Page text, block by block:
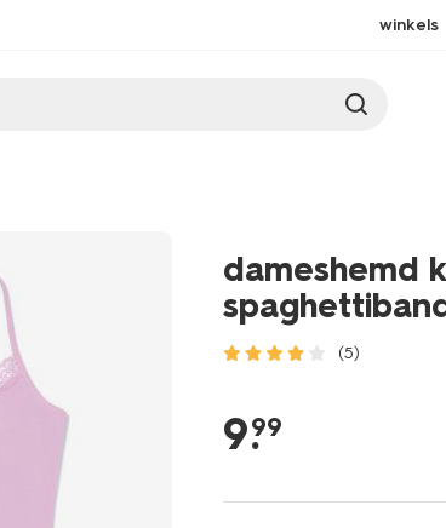
winkels
dameshemd
(5)
rib-
9.
99